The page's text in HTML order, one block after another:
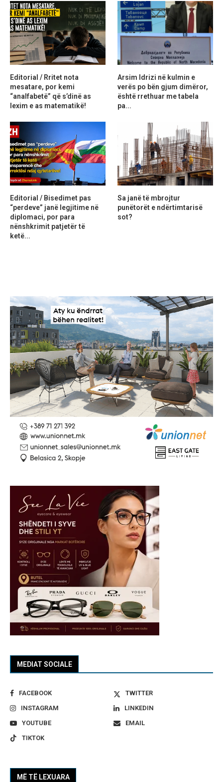
MEDIAT SOCIALE
FACEBOOK
TWITTER
INSTAGRAM
LINKEDIN
YOUTUBE
EMAIL
TIKTOK
MË TË LEXUARA
Editorial / Rritet nota
mesatare, por kemi
“analfabetë” që s’dinë as
lexim e as matematikë!
Arsim Idrizi në kulmin e
verës po bën gjum dimëror,
është rrethuar me tabela
pa...
Editorial / Bisedimet pas
“perdeve” janë legjitime në
diplomaci, por para
nënshkrimit patjetër të
ketë...
Sa janë të mbrojtur
punëtorët e ndërtimtarisë
sot?